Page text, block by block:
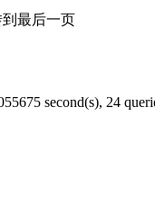
最后一页
second(s), 24